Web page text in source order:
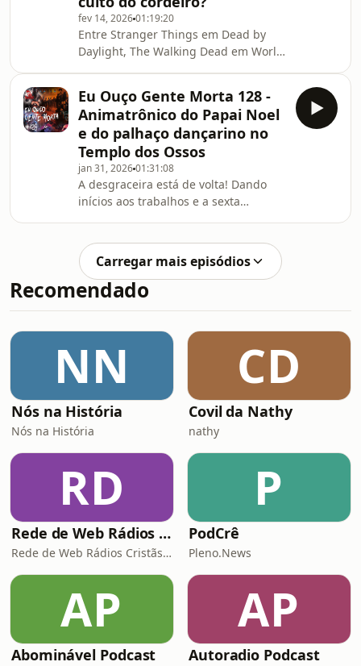
Sempre é!
fev 14, 202601:19:20
Entre Stranger Things em Dead by
Daylight, The Walking Dead em World
100% brasileiro), adaptação para os
cinemas de Silent Hill 2 e outras
tantas desgraceiras, o mais novo
episódio do seu podcast de terror
favorito vai de oito a oitenta em
velocidade astronômica - e se isso é
algo bom ou não, me diga você!
Eu Ouço Gente Morta 128 -
Animatrônico do Papai Noel
e do palhaço dançarino no
Templo dos Ossos
jan 31, 202601:31:08
A desgraceira está de volta! Dando
inícios aos trabalhos e a sexta
escopo é abrangente, pois vamos de
Derry até O Templo dos Ossos, de um
Natal Sangrento até uma zona de
quarentena. E a gente só espera que
Carregar mais episódios
Recomendado
NN
Nós na História
Nós na História
CD
Covil da Nathy
nathy
RD
Rede de Web Rádios Cristãs Amigas
Rede de Web Rádios Cristãs Amigas
P
PodCrê
Pleno.News
AP
Abominável Podcast
AP
Autoradio Podcast